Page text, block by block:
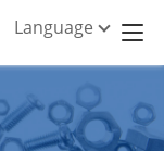
Language